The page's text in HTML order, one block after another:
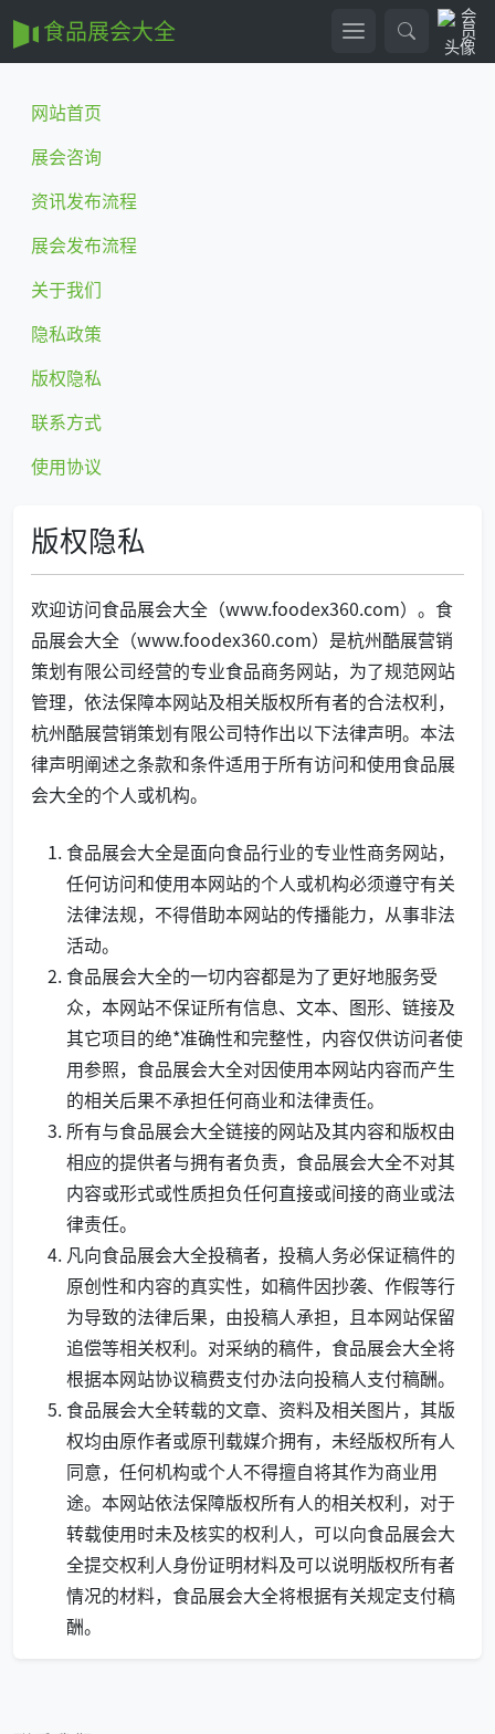
食品展会大全
网站首页
展会咨询
资讯发布流程
展会发布流程
关于我们
隐私政策
版权隐私
联系方式
使用协议
版权隐私
欢迎访问食品展会大全（www.foodex360.com）。食
品展会大全（www.foodex360.com）是杭州酷展营销
策划有限公司经营的专业食品商务网站，为了规范网站
管理，依法保障本网站及相关版权所有者的合法权利，
杭州酷展营销策划有限公司特作出以下法律声明。本法
律声明阐述之条款和条件适用于所有访问和使用食品展
会大全的个人或机构。
食品展会大全是面向食品行业的专业性商务网站，
任何访问和使用本网站的个人或机构必须遵守有关
法律法规，不得借助本网站的传播能力，从事非法
活动。
食品展会大全的一切内容都是为了更好地服务受
众，本网站不保证所有信息、文本、图形、链接及
其它项目的绝*准确性和完整性，内容仅供访问者使
用参照，食品展会大全对因使用本网站内容而产生
的相关后果不承担任何商业和法律责任。
所有与食品展会大全链接的网站及其内容和版权由
相应的提供者与拥有者负责，食品展会大全不对其
内容或形式或性质担负任何直接或间接的商业或法
律责任。
凡向食品展会大全投稿者，投稿人务必保证稿件的
原创性和内容的真实性，如稿件因抄袭、作假等行
为导致的法律后果，由投稿人承担，且本网站保留
追偿等相关权利。对采纳的稿件，食品展会大全将
根据本网站协议稿费支付办法向投稿人支付稿酬。
食品展会大全转载的文章、资料及相关图片，其版
权均由原作者或原刊载媒介拥有，未经版权所有人
同意，任何机构或个人不得擅自将其作为商业用
途。本网站依法保障版权所有人的相关权利，对于
转载使用时未及核实的权利人，可以向食品展会大
全提交权利人身份证明材料及可以说明版权所有者
情况的材料，食品展会大全将根据有关规定支付稿
酬。